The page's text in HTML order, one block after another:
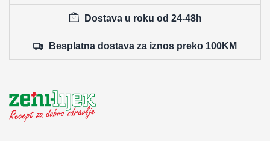
Dostava u roku od 24-48h
Besplatna dostava za iznos preko 100KM